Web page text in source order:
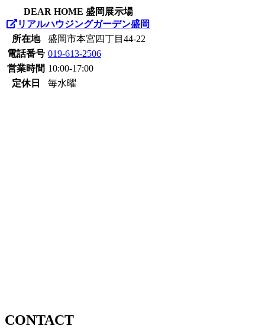
DEAR HOME 盛岡展示場
リアルハウジングガーデン盛岡
所在地
盛岡市本宮四丁目44-22
電話番号 019-613-2506
営業時間 10:00-17:00
定休日
毎水曜
CONTACT